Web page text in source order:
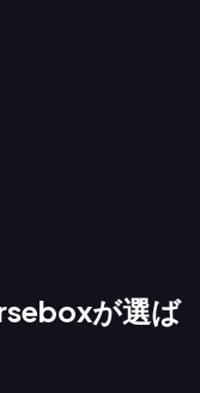
が選ば